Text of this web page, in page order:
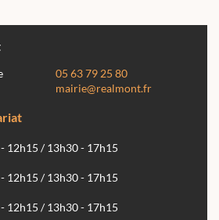
05 63 79 25 80
mairie@realmont.fr
12h15 / 13h30 - 17h15
12h15 / 13h30 - 17h15
12h15 / 13h30 - 17h15